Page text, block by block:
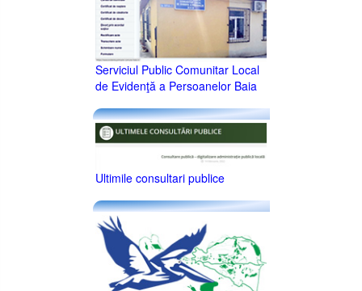
Serviciul Public Comunitar Local
de Evidenţă a Persoanelor Baia
Ultimile consultari publice